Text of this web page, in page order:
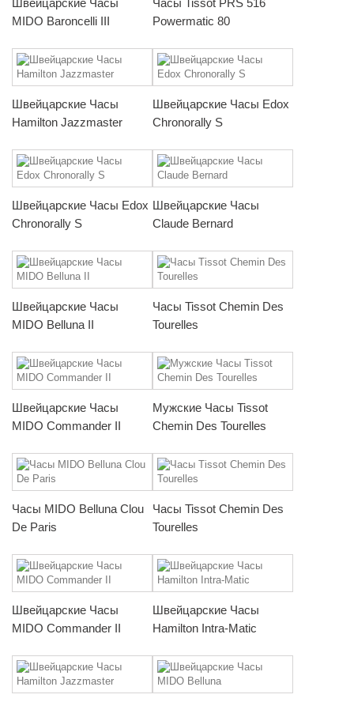
Швейцарские Часы
MIDO Baroncelli III
Часы Tissot PRS 516
Powermatic 80
Швейцарские Часы
Hamilton Jazzmaster
Швейцарские Часы Edox
Chronorally S
Швейцарские Часы Edox
Chronorally S
Швейцарские Часы
Claude Bernard
Швейцарские Часы
MIDO Belluna II
Часы Tissot Chemin Des
Tourelles
Швейцарские Часы
MIDO Commander II
Мужские Часы Tissot
Chemin Des Tourelles
Часы MIDO Belluna Clou
De Paris
Часы Tissot Chemin Des
Tourelles
Швейцарские Часы
MIDO Commander II
Швейцарские Часы
Hamilton Intra-Matic